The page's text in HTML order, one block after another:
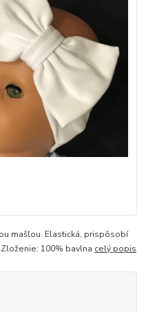
mašľou. Elastická, prispôsobí
100% bavlna celý popis